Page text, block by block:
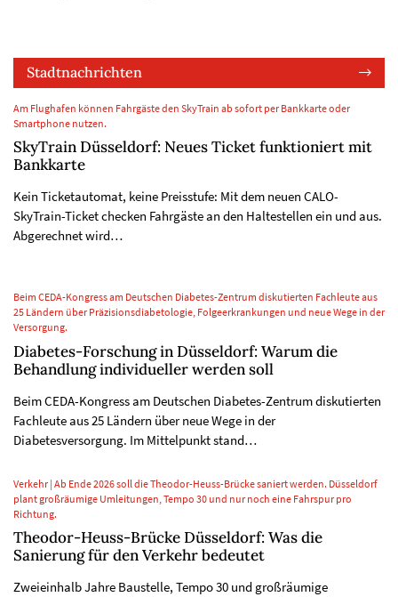
Stadtnachrichten
Am Flughafen können Fahrgäste den SkyTrain ab sofort per Bankkarte oder
Smartphone nutzen.
SkyTrain Düsseldorf: Neues Ticket funktioniert mit
Bankkarte
Kein Ticketautomat, keine Preisstufe: Mit dem neuen CALO-
SkyTrain-Ticket checken Fahrgäste an den Haltestellen ein und aus.
Abgerechnet wird…
Beim CEDA-Kongress am Deutschen Diabetes-Zentrum diskutierten Fachleute aus
25 Ländern über Präzisionsdiabetologie, Folgeerkrankungen und neue Wege in der
Versorgung.
Diabetes-Forschung in Düsseldorf: Warum die
Behandlung individueller werden soll
Beim CEDA-Kongress am Deutschen Diabetes-Zentrum diskutierten
Fachleute aus 25 Ländern über neue Wege in der
Diabetesversorgung. Im Mittelpunkt stand…
Verkehr | Ab Ende 2026 soll die Theodor-Heuss-Brücke saniert werden. Düsseldorf
plant großräumige Umleitungen, Tempo 30 und nur noch eine Fahrspur pro
Richtung.
Theodor-Heuss-Brücke Düsseldorf: Was die
Sanierung für den Verkehr bedeutet
Zweieinhalb Jahre Baustelle, Tempo 30 und großräumige